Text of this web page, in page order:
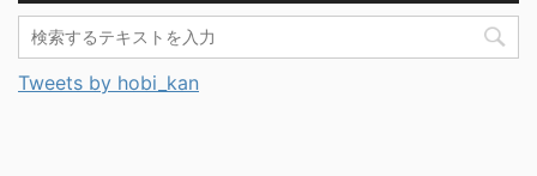
Tweets by hobi_kan